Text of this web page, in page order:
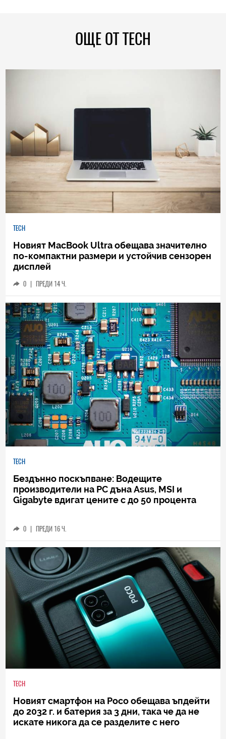
ОЩЕ ОТ TECH
TECH
Новият MacBook Ultra обещава значително
по-компактни размери и устойчив сензорен
дисплей
0 | ПРЕДИ 14 Ч.
TECH
Бездънно поскъпване: Водещите
производители на РС дъна Asus, MSI и
Gigabyte вдигат цените с до 50 процента
0 | ПРЕДИ 16 Ч.
TECH
Новият смартфон на Poco обещава ъпдейти
до 2032 г. и батерия за 3 дни, така че да не
искате никога да се разделите с него